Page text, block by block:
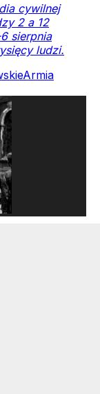
cywilnej
2 a 12
sierpnia
ludzi.
Armia